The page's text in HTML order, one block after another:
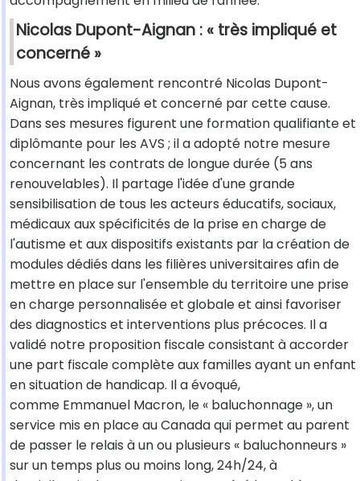
Nicolas Dupont-Aignan : « très impliqué et
concerné »
Nous avons également rencontré Nicolas Dupont-
Aignan, très impliqué et concerné par cette cause.
Dans ses mesures figurent une formation qualifiante et
diplômante pour les AVS ; il a adopté notre mesure
concernant les contrats de longue durée (5 ans
renouvelables). Il partage l'idée d'une grande
sensibilisation de tous les acteurs éducatifs, sociaux,
médicaux aux spécificités de la prise en charge de
l'autisme et aux dispositifs existants par la création de
modules dédiés dans les filières universitaires afin de
mettre en place sur l'ensemble du territoire une prise
en charge personnalisée et globale et ainsi favoriser
des diagnostics et interventions plus précoces. Il a
validé notre proposition fiscale consistant à accorder
une part fiscale complète aux familles ayant un enfant
en situation de handicap. Il a évoqué,
comme Emmanuel Macron, le « baluchonnage », un
service mis en place au Canada qui permet au parent
de passer le relais à un ou plusieurs « baluchonneurs »
sur un temps plus ou moins long, 24h/24, à